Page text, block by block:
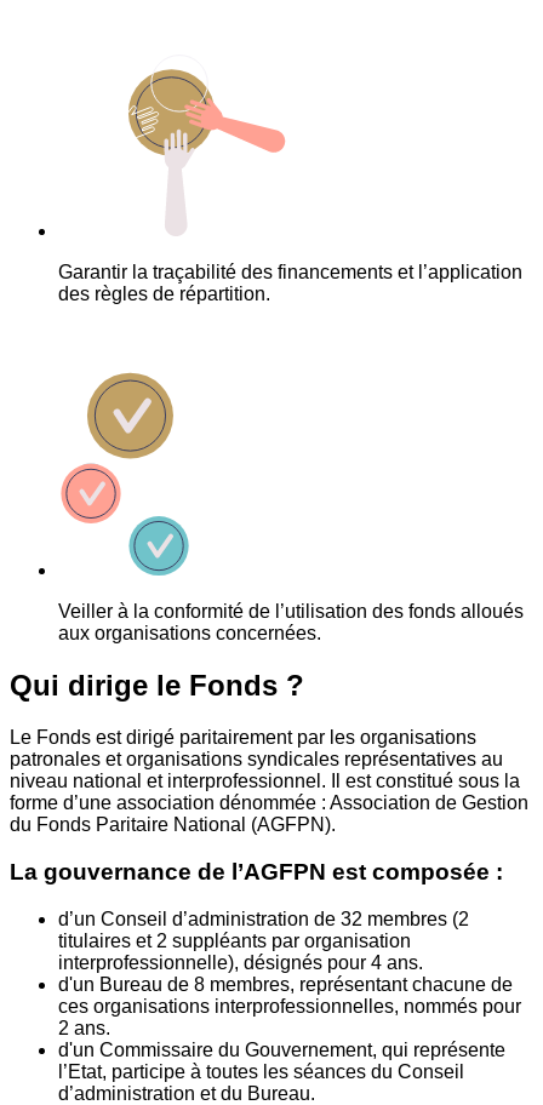
Garantir la traçabilité des financements et l’application
des règles de répartition.
Veiller à la conformité de l’utilisation des fonds alloués
aux organisations concernées.
Qui dirige le Fonds ?
Le Fonds est dirigé paritairement par les organisations
patronales et organisations syndicales représentatives au
niveau national et interprofessionnel. Il est constitué sous la
forme d’une association dénommée : Association de Gestion
du Fonds Paritaire National (AGFPN).
La gouvernance de l’AGFPN est composée :
d’un Conseil d’administration de 32 membres (2
titulaires et 2 suppléants par organisation
interprofessionnelle), désignés pour 4 ans.
d'un Bureau de 8 membres, représentant chacune de
ces organisations interprofessionnelles, nommés pour
2 ans.
d'un Commissaire du Gouvernement, qui représente
l’Etat, participe à toutes les séances du Conseil
d’administration et du Bureau.